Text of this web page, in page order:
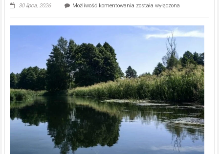
30 lipca, 2026 Możliwość komentowania Ekologiczne
kamerą
wśród
została wyłączona